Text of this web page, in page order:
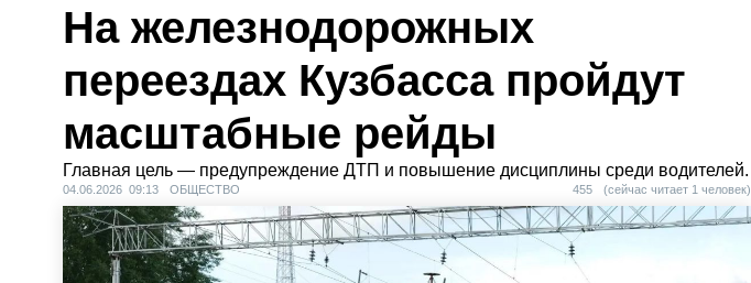
На железнодорожных
переездах Кузбасса пройдут
масштабные рейды
Главная цель — предупреждение ДТП и повышение дисциплины среди водителей.
04.06.2026 09:13 ОБЩЕСТВО 455 (сейчас читает 1 человек)